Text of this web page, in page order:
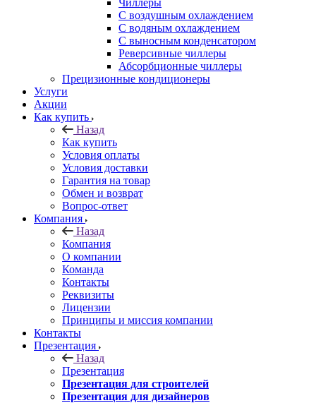
Чиллеры
С воздушным охлаждением
С водяным охлаждением
С выносным конденсатором
Реверсивные чиллеры
Абсорбционные чиллеры
Прецизионные кондиционеры
Услуги
Акции
Как купить
Назад
Как купить
Условия оплаты
Условия доставки
Гарантия на товар
Обмен и возврат
Вопрос-ответ
Компания
Назад
Компания
О компании
Команда
Контакты
Реквизиты
Лицензии
Принципы и миссия компании
Контакты
Презентация
Назад
Презентация
Презентация для строителей
Презентация для дизайнеров